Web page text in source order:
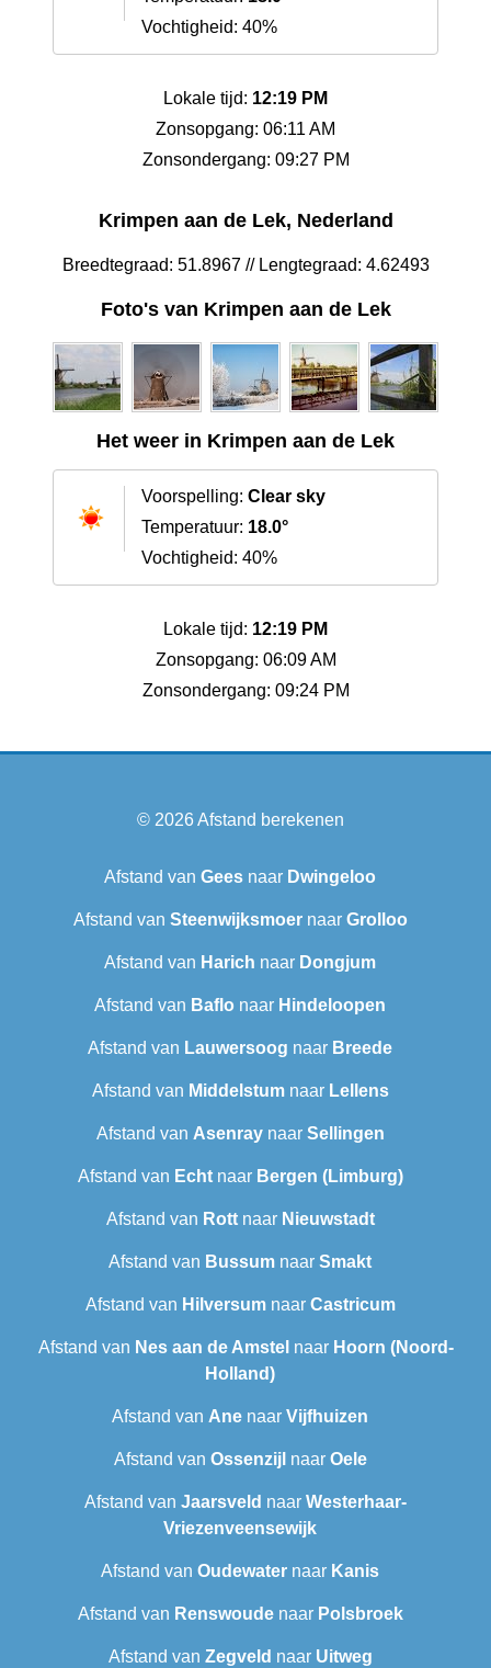
Vochtigheid: 40%
Lokale tijd: 12:19 PM
Zonsopgang: 06:11 AM
Zonsondergang: 09:27 PM
Krimpen aan de Lek, Nederland
Breedtegraad: 51.8967 // Lengtegraad: 4.62493
Foto's van Krimpen aan de Lek
Het weer in Krimpen aan de Lek
Voorspelling: Clear sky
Temperatuur: 18.0°
Vochtigheid: 40%
Lokale tijd: 12:19 PM
Zonsopgang: 06:09 AM
Zonsondergang: 09:24 PM
© 2026Afstand berekenen
Afstand van Gees naar Dwingeloo
Afstand van Steenwijksmoernaar Grolloo
Afstand van Harich naar Dongjum
Afstand van Baflo naar Hindeloopen
Afstand van Lauwersoog naar Breede
Afstand van Middelstumnaar Lellens
Afstand van Asenraynaar Sellingen
Afstand van Echtnaar Bergen (Limburg)
Afstand van Rottnaar Nieuwstadt
Afstand van Bussum naar Smakt
Afstand van Hilversumnaar Castricum
Afstand van Nes aan de Amstel naar Hoorn (Noord-
Holland)
Afstand van Ane naar Vijfhuizen
Afstand van Ossenzijl naar Oele
Afstand van Jaarsveld naar Westerhaar-
Vriezenveensewijk
Afstand van Oudewater naar Kanis
Afstand van Renswoudenaar Polsbroek
Afstand van Zegveld naar Uitweg